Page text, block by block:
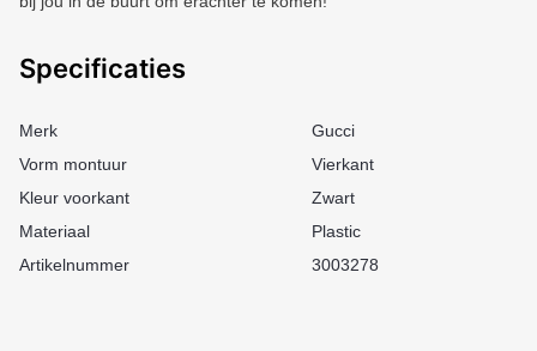
Specificaties
Merk
Gucci
Vorm montuur
Vierkant
Kleur voorkant
Zwart
Materiaal
Plastic
Artikelnummer
3003278